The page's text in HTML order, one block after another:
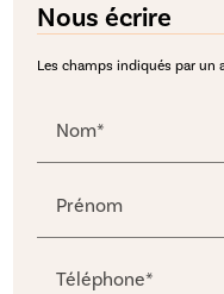
Nous écrire
Les champs indiqués par un
Nom*
Prénom
Téléphone*